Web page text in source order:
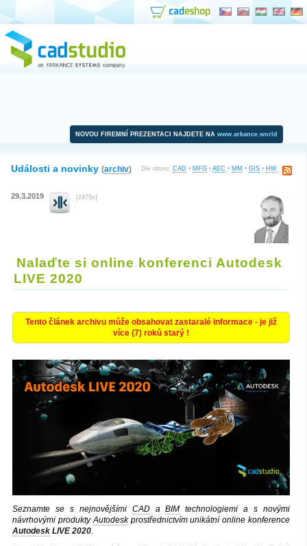
NOVOU FIREMNÍ PREZENTACI NAJDETE NA www.arkance.world
Dle oboru: CAD • MFG • AEC • MM • GIS • HW
Události a novinky (archiv)
29.3.2019 [2479x]
Nalaďte si online konferenci Autodesk
LIVE 2020
Tento článek archivu může obsahovat zastaralé informace - je již
více (7) roků starý !
Seznamte se s nejnovějšími CADaBIM technologiemi a s novými
návrhovými produktyAutodeskprostřednictvím unikátní online konference
Autodesk LIVE 2020.